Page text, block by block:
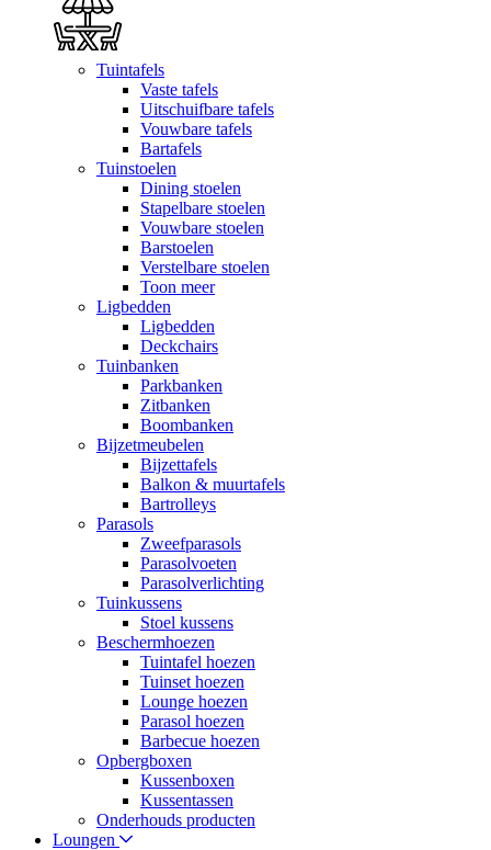
Tuintafels
Vaste tafels
Uitschuifbare tafels
Vouwbare tafels
Bartafels
Tuinstoelen
Dining stoelen
Stapelbare stoelen
Vouwbare stoelen
Barstoelen
Verstelbare stoelen
Toon meer
Ligbedden
Ligbedden
Deckchairs
Tuinbanken
Parkbanken
Zitbanken
Boombanken
Bijzetmeubelen
Bijzettafels
Balkon & muurtafels
Bartrolleys
Parasols
Zweefparasols
Parasolvoeten
Parasolverlichting
Tuinkussens
Stoel kussens
Beschermhoezen
Tuintafel hoezen
Tuinset hoezen
Lounge hoezen
Parasol hoezen
Barbecue hoezen
Opbergboxen
Kussenboxen
Kussentassen
Onderhouds producten
Loungen